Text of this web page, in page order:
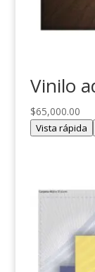
Vinilo
$65,000.00
Vista rápida